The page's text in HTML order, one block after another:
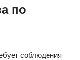
по
соблюдения